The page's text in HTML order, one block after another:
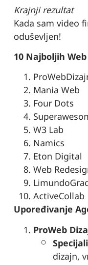
Krajnji rezultat
Kada sam video
oduševljen!
10 Najboljih
Mania Web
Four Dots
W3 Lab
Namics
Eton Digital
Web
ActiveCollab
Upoređivanje
ProWeb
dizajn,